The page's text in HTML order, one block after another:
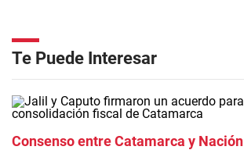
Te Puede Interesar
Consenso entre Catamarca y Nación